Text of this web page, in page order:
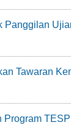
Panggilan
Tawaran
Program